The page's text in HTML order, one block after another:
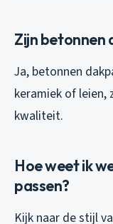
Zijn betonnen
Ja, betonnen
keramiek of leien,
kwaliteit.
Hoe weet ik
passen?
Kijk naar de stijl